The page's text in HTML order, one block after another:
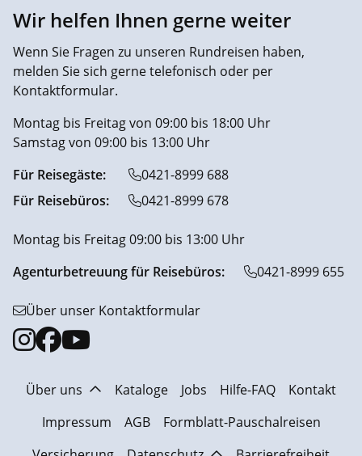
Wir helfen Ihnen gerne weiter
Wenn Sie Fragen zu unseren Rundreisen haben,
melden Sie sich gerne telefonisch oder per
Kontaktformular.
Montag bis Freitag von 09:00 bis 18:00 Uhr
Samstag von 09:00 bis 13:00 Uhr
Für Reisegäste:
0421-8999 688
Für Reisebüros:
0421-8999 678
Montag bis Freitag 09:00 bis 13:00 Uhr
Agenturbetreuung für Reisebüros:
0421-8999 655
Über unser Kontaktformular
Über uns Kataloge Jobs Hilfe-FAQ
Kontakt
Impressum
AGB
Formblatt-Pauschalreisen